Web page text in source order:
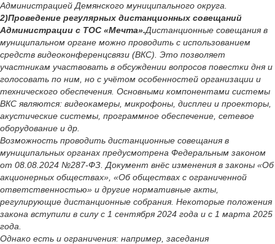
Администрацией Демянского муниципального округа.
2)Проведение регулярных дистанционных совещаний
Администрации с ТОС «Мечта».Дистанционные совещания в
муниципальном органе можно проводить с использованием
средств видеоконференцсвязи (ВКС). Это позволяет
участникам участвовать в обсуждении вопросов повестки дня и
голосовать по ним, но с учётом особенностей организации и
технического обеспечения. Основными компонентами системы
ВКС являются: видеокамеры, микрофоны, дисплеи и проекторы,
акустические системы, программное обеспечение, сетевое
оборудование и др.
Возможность проводить дистанционные совещания в
муниципальных органах предусмотрена Федеральным законом
от 08.08.2024 №287-ФЗ. Документ внёс изменения в законы «Об
акционерных обществах», «Об обществах с ограниченной
ответственностью» и другие нормативные акты,
регулирующие дистанционные собрания. Некоторые положения
закона вступили в силу с 1 сентября 2024 года и с 1 марта 2025
года.
Однако есть и ограничения: например, заседания